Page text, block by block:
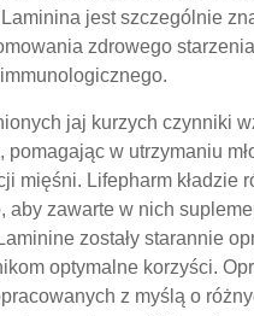
jest szczególnie
zdrowego
jaj kurzych czynniki
pomagając w utrzymaniu
mięśni. Lifepharm kładzie
aby zawarte w nich
zostały starannie
optymalne korzyści.
z myślą o